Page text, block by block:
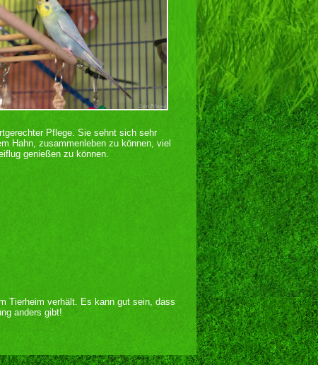
Pflege. Sie sehnt sich sehr
Hahn, zusammenleben zu können, viel
genießen zu können.
Tierheim verhält. Es kann gut sein, dass
anders gibt!